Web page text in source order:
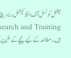
ہیں۔مطالعہ کے لیے نیچے کے بٹن